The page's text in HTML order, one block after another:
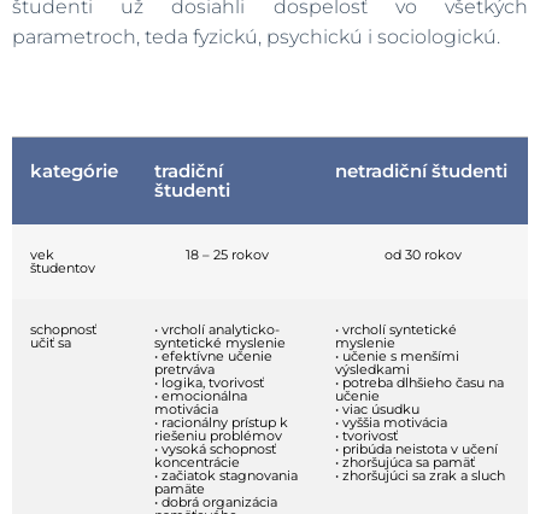
študenti už dosiahli dospelosť vo všetkých
parametroch, teda fyzickú, psychickú i sociologickú.
kategórie
tradiční
študenti
netradiční študenti
vek
študentov
18 – 25 rokov od 30 rokov
schopnosť
učiť sa
• vrcholí analyticko-
syntetické myslenie
• efektívne učenie
pretrváva
• logika, tvorivosť
• emocionálna
motivácia
• racionálny prístup k
riešeniu problémov
• vysoká schopnosť
koncentrácie
• začiatok stagnovania
pamäte
• dobrá organizácia
• vrcholí syntetické
myslenie
• učenie s menšími
výsledkami
• potreba dlhšieho času na
učenie
• viac úsudku
• vyššia motivácia
• tvorivosť
• pribúda neistota v učení
• zhoršujúca sa pamäť
• zhoršujúci sa zrak a sluch